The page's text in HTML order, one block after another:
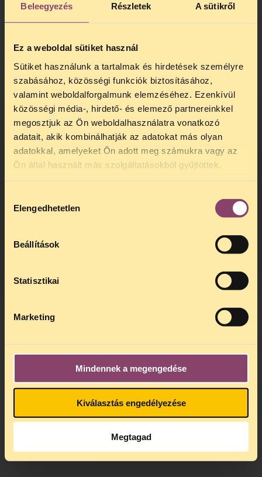
Beleegyezés Részletek A sütikről
Ez a weboldal sütiket használ
Sütiket használunk a tartalmak és hirdetések személyre
szabásához, közösségi funkciók biztosításához,
valamint weboldalforgalmunk elemzéséhez. Ezenkívül
közösségi média-, hirdető- és elemező partnereinkkel
megosztjuk az Ön weboldalhasználatra vonatkozó
adatait, akik kombinálhatják az adatokat más olyan
adatokkal, amelyeket Ön adott meg számukra vagy az
Ön által használt más szolgáltatásokból gyűjtöttek.
kiválasztása
Elengedhetetlen
Beállítások
Statisztikai
Marketing
Mindennek a megengedése
Kiválasztás engedélyezése
Megtagad
Olvassa el Bence Rita blogját a TASZ Jelenti
blogon!
TELEFONOS JOGSEGÉLY
SZÜNET!
hogytelefonos jogsegélyünk július 27 és
telefonos jogsegély
kedden, 13 és 15 óra között lesz
alatt is elér minket.